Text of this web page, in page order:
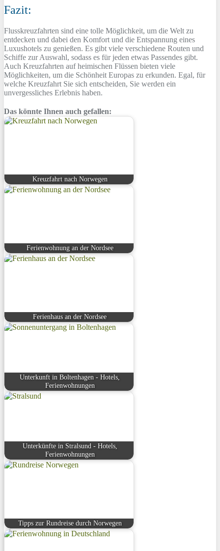
Fazit:
Flusskreuzfahrten sind eine tolle Möglichkeit, um die Welt zu
entdecken und dabei den Komfort und die Entspannung eines
Luxushotels zu genießen. Es gibt viele verschiedene Routen und
Schiffe zur Auswahl, sodass es für jeden etwas Passendes gibt.
Auch Kreuzfahrten auf heimischen Flüssen bieten viele
Möglichkeiten, um die Schönheit Europas zu erkunden. Egal, für
welche Kreuzfahrt Sie sich entscheiden, Sie werden ein
unvergessliches Erlebnis haben.
Das könnte Ihnen auch gefallen:
Kreuzfahrt nach Norwegen
Ferienwohnung an der Nordsee
Ferienhaus an der Nordsee
Unterkunft in Boltenhagen - Hotels,
Ferienwohnungen
Unterkünfte in Stralsund - Hotels,
Ferienwohnungen
Tipps zur Rundreise durch Norwegen